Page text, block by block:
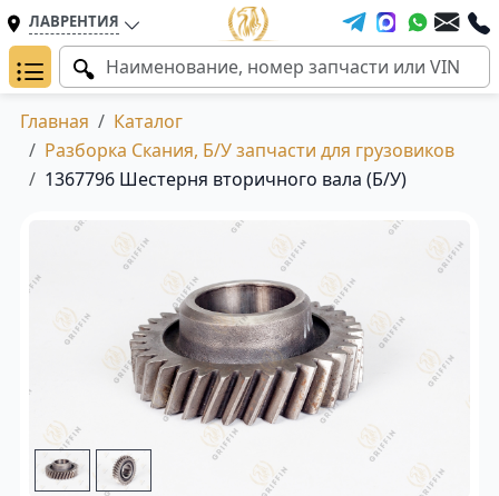
ЛАВРЕНТИЯ
Главная
Каталог
Разборка Скания, Б/У запчасти для грузовиков
1367796 Шестерня вторичного вала (Б/У)